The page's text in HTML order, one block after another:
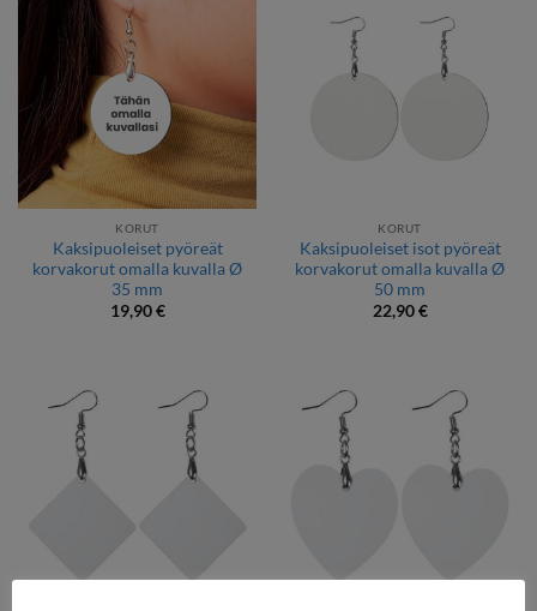
KORUT
Kaksipuoleiset pyöreät
korvakorut omalla kuvalla Ø
35 mm
19,90€
KORUT
Kaksipuoleiset isot pyöreät
korvakorut omalla kuvalla Ø
50 mm
22,90€